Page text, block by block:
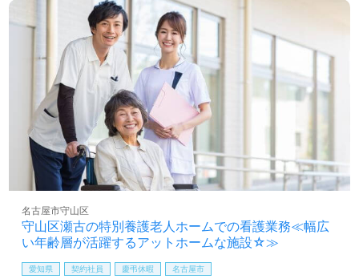
守山区瀬古の特別養護老人ホームでの看護業務≪幅広
い年齢層が活躍するアットホームな施設☆≫
名古屋市守山区
愛知県 契約社員 慶弔休暇 名古屋市